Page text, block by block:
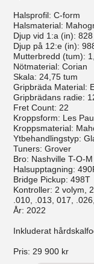
Halsprofil: C-form
Halsmaterial:
Djup vid 1:a (in): 828
Djup på 12:e (in):
Mutterbredd (tum):
Nötmaterial: Corian
Skala: 24,75 tum
Gripbräda Material:
Gripbrädans radie:
Fret Count: 22
Kroppsform: Les
Kroppsmaterial:
Ytbehandlingstyp:
Tuners: Grover
Bro: Nashville T-O-M
Halsupptagning:
Bridge Pickup: 498T
Kontroller: 2 volym,
.010, .013, 017,
År: 2022
Inkluderat
Pris: 29 900 kr